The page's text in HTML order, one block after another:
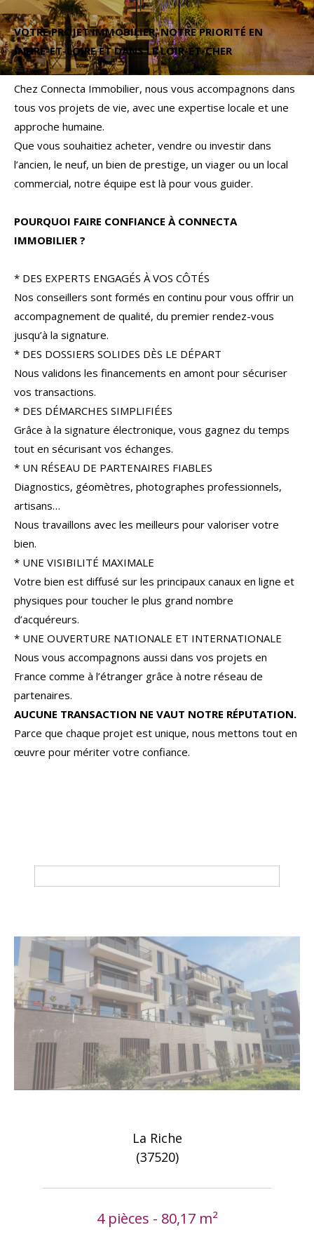
VOTRE PROJET IMMOBILIER, NOTRE PRIORITÉ EN
INDRE-ET-LOIRE ET DANS LE LOIR-ET-CHER
Chez Connecta Immobilier, nous vous accompagnons dans
tous vos projets de vie, avec une expertise locale et une
approche humaine.
Que vous souhaitiez acheter, vendre ou investir dans
l’ancien, le neuf, un bien de prestige, un viager ou un local
commercial, notre équipe est là pour vous guider.
POURQUOI FAIRE CONFIANCE À CONNECTA
IMMOBILIER ?
* DES EXPERTS ENGAGÉS À VOS CÔTÉS
Nos conseillers sont formés en continu pour vous offrir un
accompagnement de qualité, du premier rendez-vous
jusqu’à la signature.
* DES DOSSIERS SOLIDES DÈS LE DÉPART
Nous validons les financements en amont pour sécuriser
vos transactions.
* DES DÉMARCHES SIMPLIFIÉES
Grâce à la signature électronique, vous gagnez du temps
tout en sécurisant vos échanges.
* UN RÉSEAU DE PARTENAIRES FIABLES
Diagnostics, géomètres, photographes professionnels,
artisans…
Nous travaillons avec les meilleurs pour valoriser votre
bien.
* UNE VISIBILITÉ MAXIMALE
Votre bien est diffusé sur les principaux canaux en ligne et
physiques pour toucher le plus grand nombre
d’acquéreurs.
* UNE OUVERTURE NATIONALE ET INTERNATIONALE
Nous vous accompagnons aussi dans vos projets en
France comme à l’étranger grâce à notre réseau de
partenaires.
AUCUNE TRANSACTION NE VAUT NOTRE RÉPUTATION.
Parce que chaque projet est unique, nous mettons tout en
œuvre pour mériter votre confiance.
La Riche
(37520)
4 pièces - 80,17 m²
Budget
Budget
Surface
Surface
Pièces
Pièces
Référence
AFFINER LES CRITÈRES
FILTRER PAR
COUPS DE COEUR
NOUVEAUTÉS
RECHERCHER